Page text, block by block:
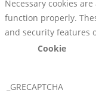
Necessary cookies
function properly.
and security features
Cookie
_GRECAPTCHA